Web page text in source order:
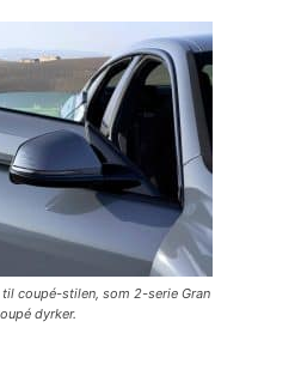
coupé-stilen, som 2-serie Gran
dyrker.